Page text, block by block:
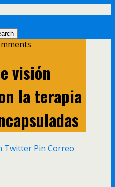
visión
la terapia
Twitter Pin Correo